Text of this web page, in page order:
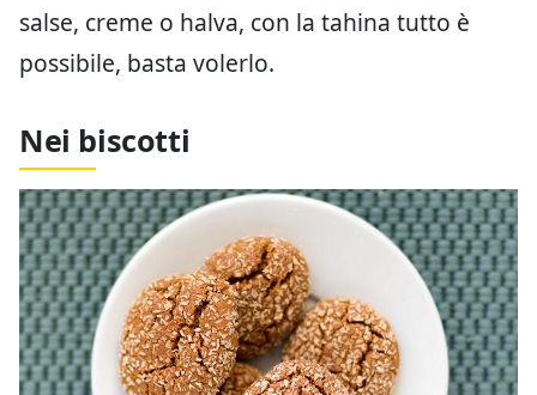
salse, creme o halva, con la tahina tutto è
possibile, basta volerlo.
Nei biscotti